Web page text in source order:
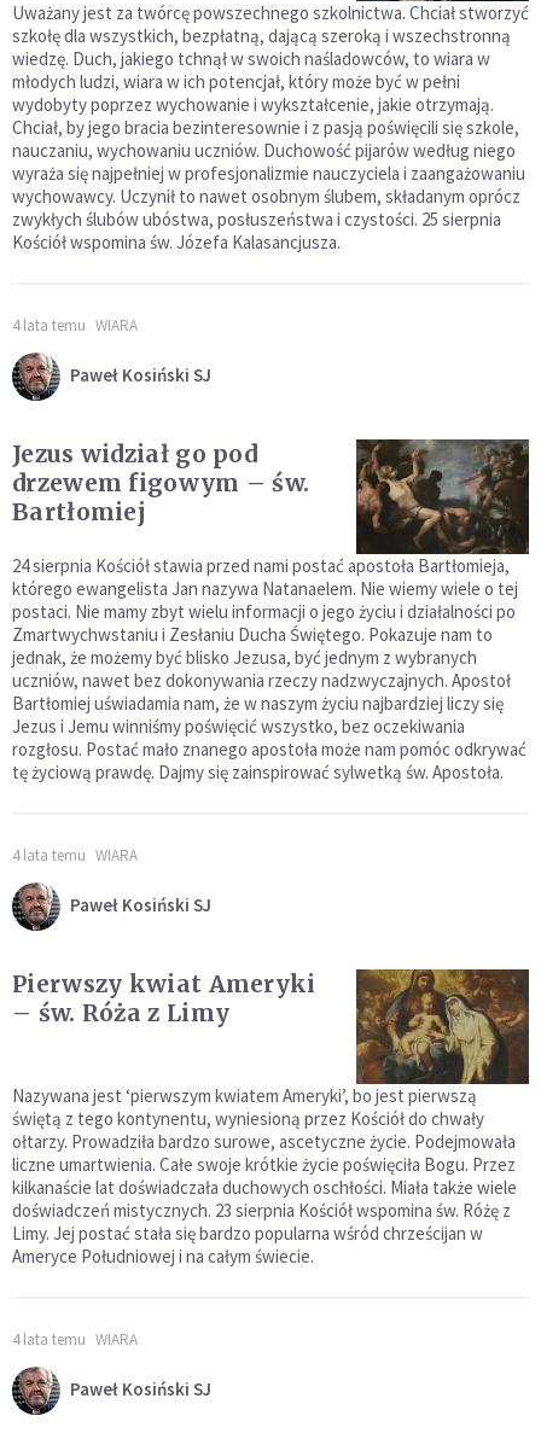
Uważany jest za twórcę powszechnego szkolnictwa. Chciał stworzyć
szkołę dla wszystkich, bezpłatną, dającą szeroką i wszechstronną
wiedzę. Duch, jakiego tchnął w swoich naśladowców, to wiara w
młodych ludzi, wiara w ich potencjał, który może być w pełni
wydobyty poprzez wychowanie i wykształcenie, jakie otrzymają.
Chciał, by jego bracia bezinteresownie i z pasją poświęcili się szkole,
nauczaniu, wychowaniu uczniów. Duchowość pijarów według niego
wyraża się najpełniej w profesjonalizmie nauczyciela i zaangażowaniu
wychowawcy. Uczynił to nawet osobnym ślubem, składanym oprócz
zwykłych ślubów ubóstwa, posłuszeństwa i czystości. 25 sierpnia
Kościół wspomina św. Józefa Kalasancjusza.
4 lata temu WIARA
Paweł Kosiński SJ
Jezus widział go pod
drzewem figowym – św.
Bartłomiej
24 sierpnia Kościół stawia przed nami postać apostoła Bartłomieja,
którego ewangelista Jan nazywa Natanaelem. Nie wiemy wiele o tej
postaci. Nie mamy zbyt wielu informacji o jego życiu i działalności po
Zmartwychwstaniu i Zesłaniu Ducha Świętego. Pokazuje nam to
jednak, że możemy być blisko Jezusa, być jednym z wybranych
uczniów, nawet bez dokonywania rzeczy nadzwyczajnych. Apostoł
Bartłomiej uświadamia nam, że w naszym życiu najbardziej liczy się
Jezus i Jemu winniśmy poświęcić wszystko, bez oczekiwania
rozgłosu. Postać mało znanego apostoła może nam pomóc odkrywać
tę życiową prawdę. Dajmy się zainspirować sylwetką św. Apostoła.
4 lata temu WIARA
Paweł Kosiński SJ
Pierwszy kwiat Ameryki
– św. Róża z Limy
Nazywana jest ‘pierwszym kwiatem Ameryki’, bo jest pierwszą
świętą z tego kontynentu, wyniesioną przez Kościół do chwały
ołtarzy. Prowadziła bardzo surowe, ascetyczne życie. Podejmowała
liczne umartwienia. Całe swoje krótkie życie poświęciła Bogu. Przez
kilkanaście lat doświadczała duchowych oschłości. Miała także wiele
doświadczeń mistycznych. 23 sierpnia Kościół wspomina św. Różę z
Limy. Jej postać stała się bardzo popularna wśród chrześcijan w
Ameryce Południowej i na całym świecie.
4 lata temu WIARA
Paweł Kosiński SJ